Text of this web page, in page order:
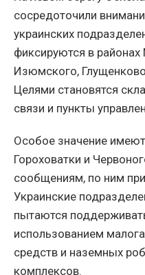
сосредоточили
украинских
фиксируются в
Изюмского,
Целями становятся
связи и пункты
Особое значение
Гороховатки и
сообщениям, по ним
Украинские
пытаются
использованием
средств и наземных
комплексов.